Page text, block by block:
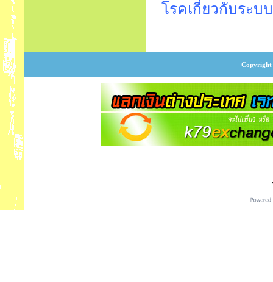
โรคเกี่ยวกับระบ
Copyright